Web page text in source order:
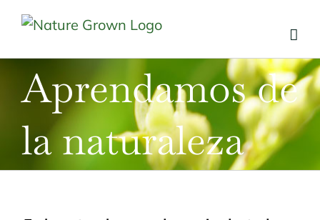
Skip
Aprendamos de
la naturaleza